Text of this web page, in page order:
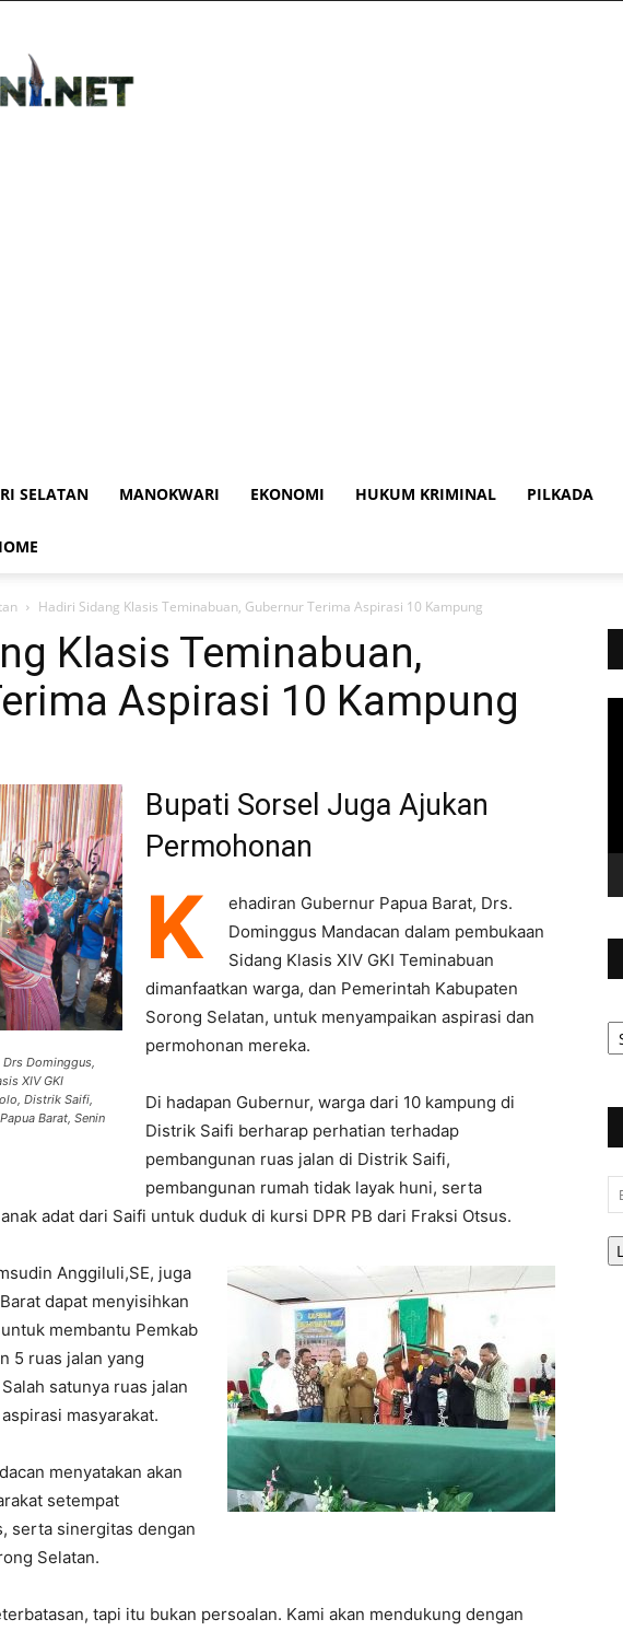
SELATAN MANOKWARI EKONOMI HUKUM KRIMINAL PILKADA
Hadiri Sidang Klasis Teminabuan, Gubernur Terima Aspirasi 10 Kampung
Klasis Teminabuan,
Aspirasi 10 Kampung
Drs Dominggus,
XIV GKI
Distrik Saifi,
Barat, Senin
Bupati Sorsel Juga Ajukan
Permohonan
K
ehadiran Gubernur Papua Barat, Drs.
Dominggus Mandacan dalam pembukaan
Sidang Klasis XIV GKI Teminabuan
dimanfaatkan warga, dan Pemerintah Kabupaten
Sorong Selatan, untuk menyampaikan aspirasi dan
permohonan mereka.
Di hadapan Gubernur, warga dari 10 kampung di
Distrik Saifi berharap perhatian terhadap
pembangunan ruas jalan di Distrik Saifi,
pembangunan rumah tidak layak huni, serta
adat dari Saifi untuk duduk di kursi DPR PB dari Fraksi Otsus.
Anggiluli,SE, juga
dapat menyisihkan
membantu Pemkab
5 ruas jalan yang
satunya ruas jalan
masyarakat.
menyatakan akan
setempat
serta sinergitas dengan
Selatan.
tapi itu bukan persoalan. Kami akan mendukung dengan